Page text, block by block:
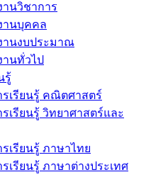
นวิชาการ
านบุคคล
านงบประมาณ
นทั่วไป
รู้
เรียนรู้ คณิตศาสตร์
เรียนรู้ วิทยาศาสตร์และ
เรียนรู้ ภาษาไทย
เรียนรู้ ภาษาต่างประเทศ